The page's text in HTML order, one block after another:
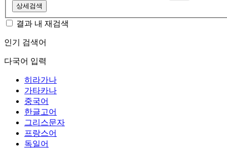
상세검색
결과 내 재검색
인기 검색어
다국어 입력
히라가나
가타카나
중국어
한글고어
그리스문자
프랑스어
독일어